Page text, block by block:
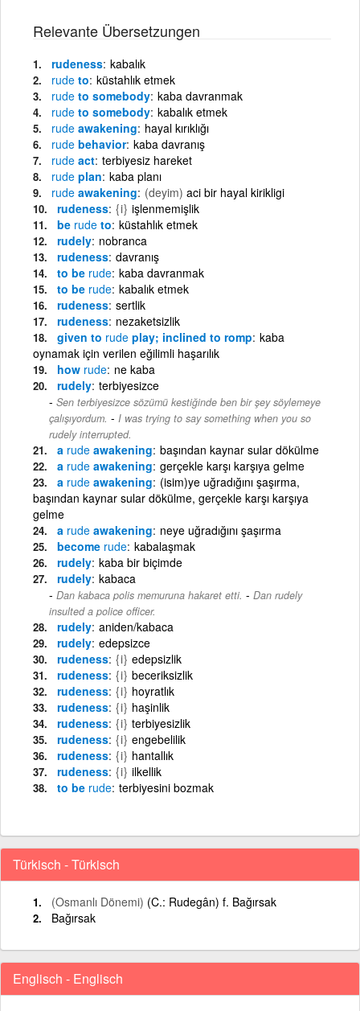
Relevante Übersetzungen
rudeness kabalık
rude to küstahlık etmek
rude to somebody kaba davranmak
rude to somebody kabalık etmek
rude awakening hayal kırıklığı
rude behavior kaba davranış
rude act terbiyesiz hareket
rude plan kaba planı
rude awakening (deyim) aci bir hayal kirikligi
rudeness {i} işlenmemişlik
be rude to küstahlık etmek
rudely nobranca
rudeness davranış
to be rude kaba davranmak
to be rude kabalık etmek
rudeness sertlik
rudeness nezaketsizlik
given to rude play; inclined to romp kaba
oynamak için verilen eğilimli haşarılık
how rude ne kaba
rudely terbiyesizce
Sen terbiyesizce sözümü kestiğinde ben bir şey söylemeye
çalışıyordum. - I was trying to say something when you so
rudely interrupted.
a rude awakening başından kaynar sular dökülme
a rude awakening gerçekle karşı karşıya gelme
a rude awakening (isim)ye uğradığını şaşırma,
başından kaynar sular dökülme, gerçekle karşı karşıya
gelme
a rude awakening neye uğradığını şaşırma
become rude kabalaşmak
rudely kaba bir biçimde
rudely kabaca
Dan kabaca polis memuruna hakaret etti. - Dan rudely
insulted a police officer.
rudely aniden/kabaca
rudely edepsizce
rudeness {i} edepsizlik
rudeness {i} beceriksizlik
rudeness {i} hoyratlık
rudeness {i} haşinlik
rudeness {i} terbiyesizlik
rudeness {i} engebelilik
rudeness {i} hantallık
rudeness {i} ilkellik
to be rude terbiyesini bozmak
Türkisch - Türkisch
(Osmanlı Dönemi) (C.: Rudegân) f. Bağırsak
Bağırsak
Englisch - Englisch